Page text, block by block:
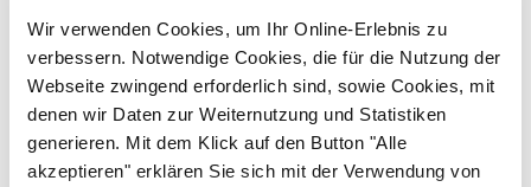
Wir verwenden Cookies, um Ihr Online-Erlebnis zu
verbessern. Notwendige Cookies, die für die Nutzung der
Webseite zwingend erforderlich sind, sowie Cookies, mit
denen wir Daten zur Weiternutzung und Statistiken
generieren. Mit dem Klick auf den Button "Alle
akzeptieren" erklären Sie sich mit der Verwendung von
Motorleistung
129 kW / 175.4 PS
Motortyp
Deutz TCD 6.1 L6